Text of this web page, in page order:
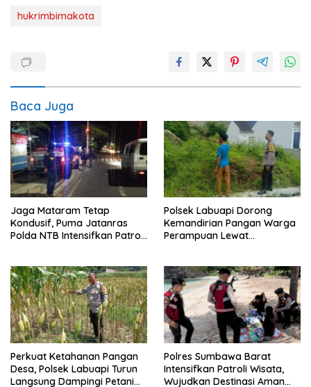
hukrimbimakota
Baca Juga
Jaga Mataram Tetap
Kondusif, Puma Jatanras
Polda NTB Intensifkan Patroli
Polsek Labuapi Dorong
Kemandirian Pangan Warga
Perampuan Lewat
Perkuat Ketahanan Pangan
Desa, Polsek Labuapi Turun
Langsung Dampingi Petani
Polres Sumbawa Barat
Intensifkan Patroli Wisata,
Wujudkan Destinasi Aman